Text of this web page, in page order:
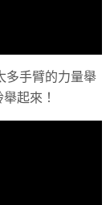
多手臂的力量舉
起來！